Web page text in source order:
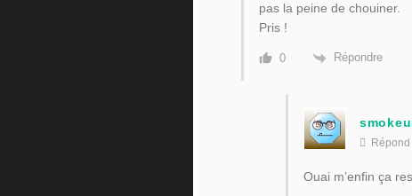
pas la peine de chouiner.
Pris !
0 Répondre
Répond
Ouai m’enfin ça